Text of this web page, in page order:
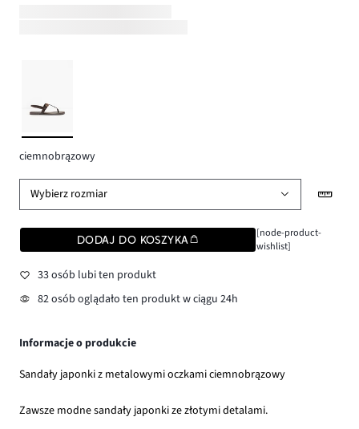
ciemnobrązowy
Wybierz rozmiar
DODAJ DO KOSZYKA
[node-product-
wishlist]
33 osób lubi ten produkt
82 osób oglądało ten produkt w ciągu 24h
Informacje o produkcie
Sandały japonki z metalowymi oczkami ciemnobrązowy
Zawsze modne sandały japonki ze złotymi detalami.